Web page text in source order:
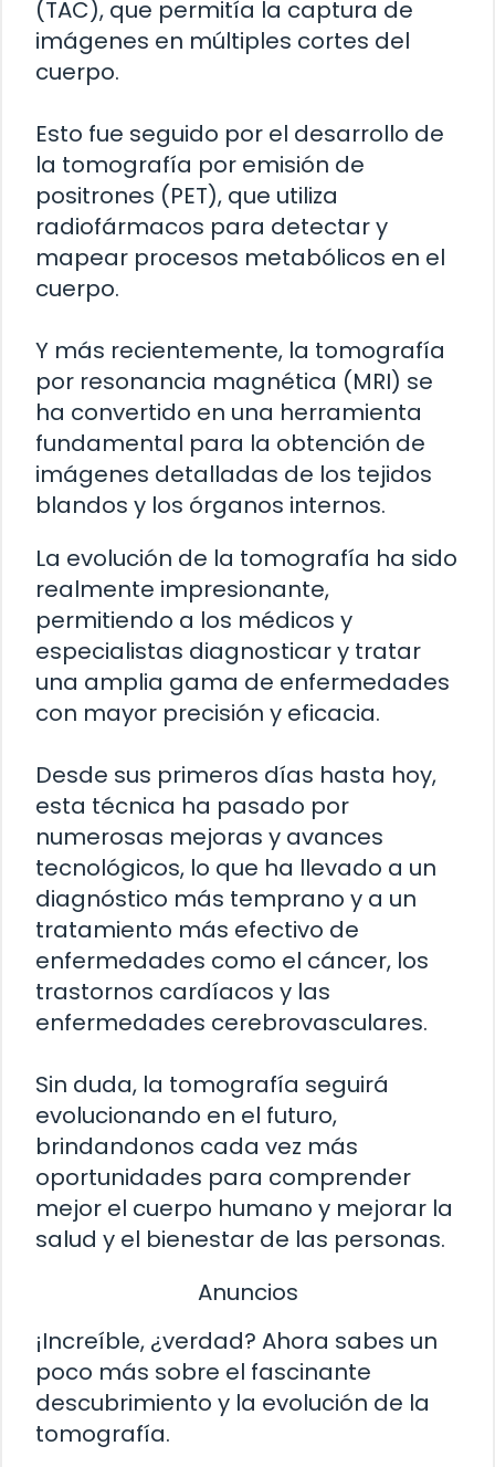
(TAC), que permitía la captura de
imágenes en múltiples cortes del
cuerpo.
Esto fue seguido por el desarrollo de
la tomografía por emisión de
positrones (PET), que utiliza
radiofármacos para detectar y
mapear procesos metabólicos en el
cuerpo.
Y más recientemente, la tomografía
por resonancia magnética (MRI) se
ha convertido en una herramienta
fundamental para la obtención de
imágenes detalladas de los tejidos
blandos y los órganos internos.
La evolución de la tomografía ha sido
realmente impresionante,
permitiendo a los médicos y
especialistas diagnosticar y tratar
una amplia gama de enfermedades
con mayor precisión y eficacia.
Desde sus primeros días hasta hoy,
esta técnica ha pasado por
numerosas mejoras y avances
tecnológicos, lo que ha llevado a un
diagnóstico más temprano y a un
tratamiento más efectivo de
enfermedades como el cáncer, los
trastornos cardíacos y las
enfermedades cerebrovasculares.
Sin duda, la tomografía seguirá
evolucionando en el futuro,
brindandonos cada vez más
oportunidades para comprender
mejor el cuerpo humano y mejorar la
salud y el bienestar de las personas.
Anuncios
¡Increíble, ¿verdad? Ahora sabes un
poco más sobre el fascinante
descubrimiento y la evolución de la
tomografía.